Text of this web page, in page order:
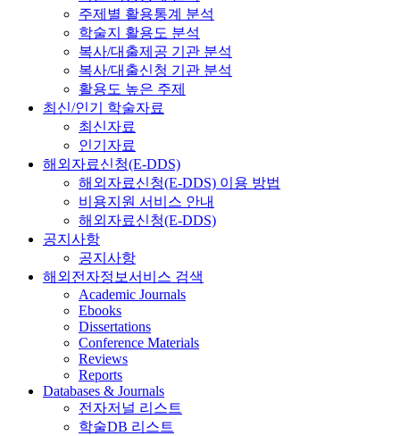
주제별 활용통계 분석
학술지 활용도 분석
복사/대출제공 기관 분석
복사/대출신청 기관 분석
활용도 높은 주제
최신/인기 학술자료
최신자료
인기자료
해외자료신청(E-DDS)
해외자료신청(E-DDS) 이용 방법
비용지원 서비스 안내
해외자료신청(E-DDS)
공지사항
공지사항
해외전자정보서비스 검색
Academic Journals
Ebooks
Dissertations
Conference Materials
Reviews
Reports
Databases & Journals
전자저널 리스트
학술DB 리스트